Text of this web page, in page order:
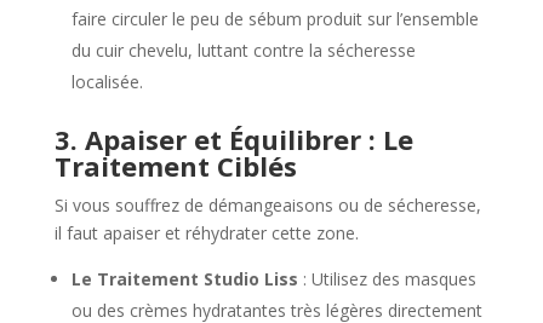
faire circuler le peu de sébum produit sur l’ensemble
du cuir chevelu, luttant contre la sécheresse
localisée.
3. Apaiser et Équilibrer : Le
Traitement Ciblés
Si vous souffrez de démangeaisons ou de sécheresse,
il faut apaiser et réhydrater cette zone.
Le Traitement Studio Liss : Utilisez des masques
ou des crèmes hydratantes très légères directement